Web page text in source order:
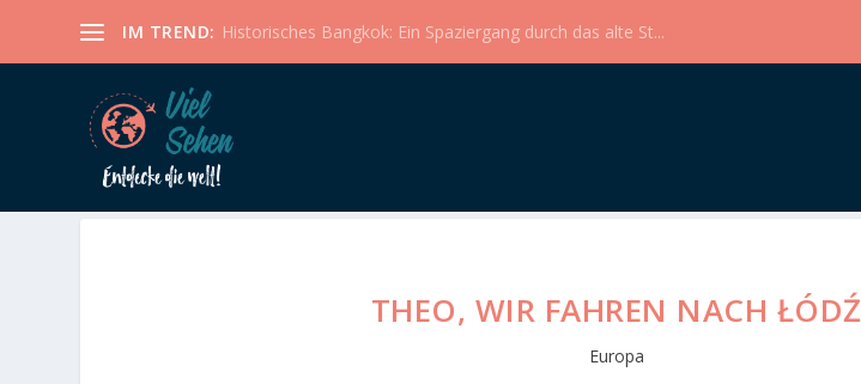
IM TREND: Historisches Bangkok: Ein Spaziergang durch das alte St...
THEO, WIR FAHREN NACH ŁÓDŹ
Europa